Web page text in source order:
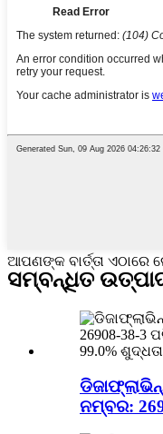
ଆପଣଙ୍କ ବାର୍ତ୍ତା ଏଠାରେ
ସମ୍ବନ୍ଧିତ
ଡିଜାଫ୍ଲାଭିନ୍
ନମ୍ବର: